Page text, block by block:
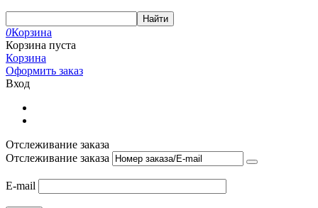
Найти
0Корзина
Корзина пуста
Корзина
Оформить заказ
Вход
Отслеживание заказа
Отслеживание заказа
E-mail